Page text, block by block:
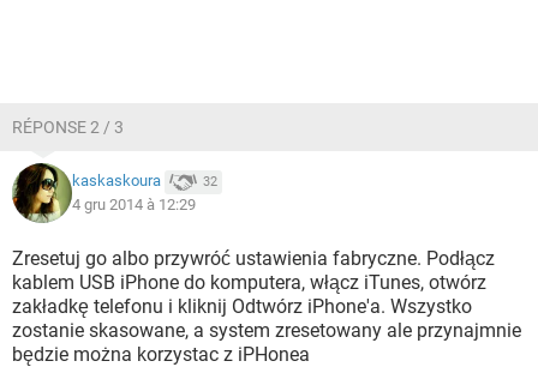
RÉPONSE 2 / 3
kaskaskoura 32
4 gru 2014 à 12:29
Zresetuj go albo przywróć ustawienia fabryczne. Podłącz
kablem USB iPhone do komputera, włącz iTunes, otwórz
zakładkę telefonu i kliknij Odtwórz iPhone'a. Wszystko
zostanie skasowane, a system zresetowany ale przynajmnie
będzie można korzystac z iPHonea